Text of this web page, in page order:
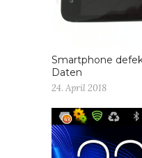
Smartphone
Daten
24. April 2018